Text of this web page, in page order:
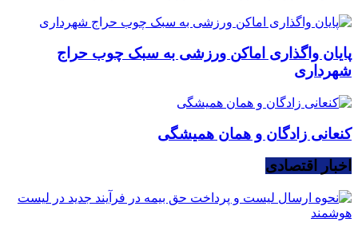
پایان واگذاری اماکن ورزشی به سبک چوب حراج
شهرداری
کنعانی زادگان و همان همیشگی
اخبار اقتصادی